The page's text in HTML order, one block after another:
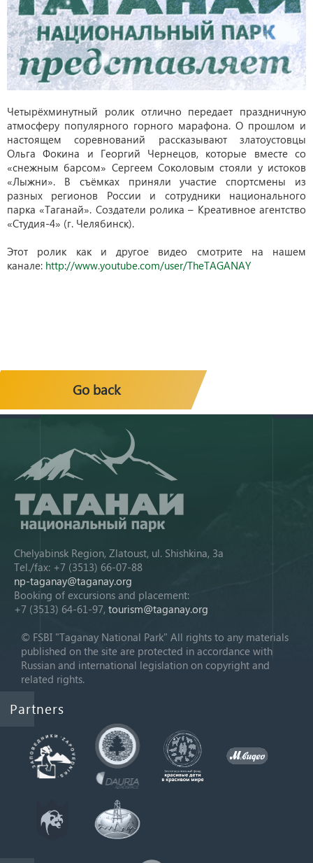
Четырёхминутный ролик отлично передает праздничную
атмосферу популярного горного марафона. О прошлом и
настоящем соревнований рассказывают златоустовцы
Ольга Фокина и Георгий Чернецов, которые вместе со
«снежным барсом» Сергеем Соколовым стояли у истоков
«Лыжни». В съёмках приняли участие спортсмены из
разных регионов России и сотрудники национального
парка «Таганай». Создатели ролика – Креативное агентство
«Студия-4» (г. Челябинск).
Этот ролик как и другое видео смотрите на нашем
канале: http://www.youtube.com/user/TheTAGANAY
Go back
Chelyabinsk Region, Zlatoust, ul. Shishkina, 3a
Tel./fax: +7 (3513) 66-07-88
np-taganay@taganay.org
Booking of excursions and placement:
+7 (3513) 64-61-97, tourism@taganay.org
© FSBI "Taganay National Park" All rights to any materials
published on the site are protected in accordance with
Russian and international legislation on copyright and
related rights.
Partners